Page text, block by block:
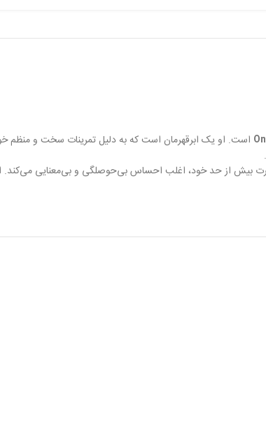
است. او یک ابرقهرمان است که به دلیل تمرینات سخت و منظم
قدرت بیش از حد خود، اغلب احساس بی‌حوصلگی و بی‌معنایی